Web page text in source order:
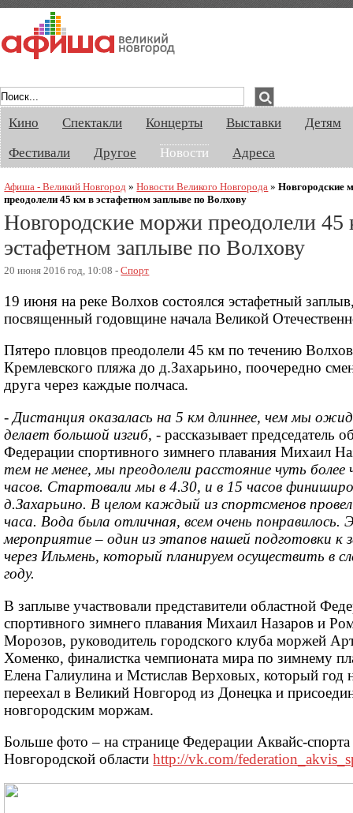
Кино Спектакли Концерты Выставки
Детям
Фестивали
Другое Новости Адреса
Афиша - Великий Новгород »Новости Великого Новгорода »Новгородские
преодолели 45 км в эстафетном заплыве по Волхову
Новгородские моржи преодолели 45
эстафетном заплыве по Волхову
20 июня 2016 год, 10:08 -Спорт
19 июня на реке Волхов состоялся эстафетный
посвященный годовщине начала Великой
Пятеро пловцов преодолели 45 км по течению
Кремлевского пляжа до д.Захарьино, поочередно
друга через каждые полчаса.
- Дистанция оказалась на 5 км длиннее, чем мы
делает большой изгиб, - рассказывает председатель
Федерации спортивного зимнего плавания Михаил
тем не менее, мы преодолели расстояние чуть более
часов. Стартовали мы в 4.30, и в 15 часов
д.Захарьино. В целом каждый из спортсменов
часа. Вода была отличная, всем очень понравилось.
мероприятие – один из этапов нашей подготовки к
через Ильмень, который планируем осуществить в
году.
В заплыве участвовали представители областной
спортивного зимнего плавания Михаил Назаров и
Морозов, руководитель городского клуба моржей
Хоменко, финалистка чемпионата мира по зимнему
Елена Галиулина и Мстислав Верховых, который год
переехал в Великий Новгород из Донецка и
новгородским моржам.
Больше фото – на странице Федерации Аквайс-спорта
Новгородской областиhttp://vk.com/